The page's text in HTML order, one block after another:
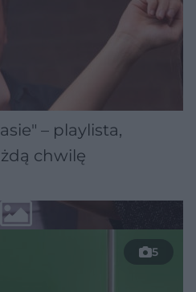
– playlista,
chwilę
5